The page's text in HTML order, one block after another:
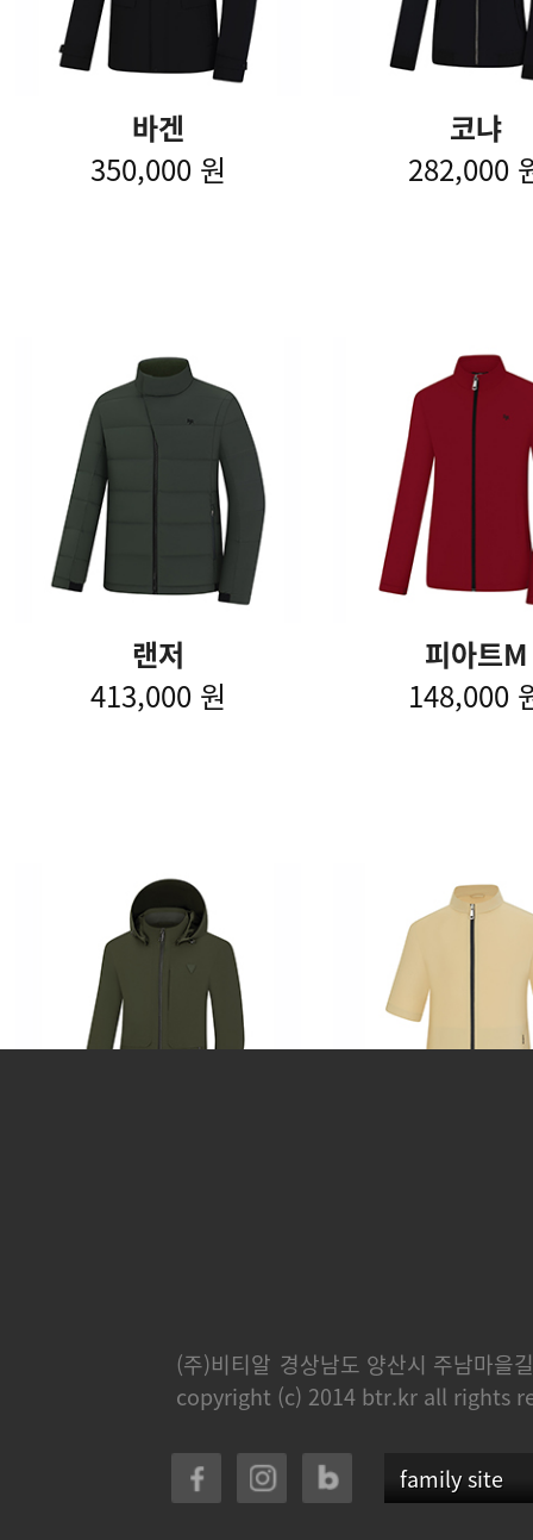
바겐
350,000 원
코냐
282,000
랜저
413,000 원
피아트M
148,000
(주)비티알 경상남도 양산시 주남마을
copyright (c) 2014 btr.kr all rights
family site